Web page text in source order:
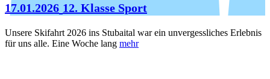
17.01.2026 12. Klasse Sport
Unsere Skifahrt 2026 ins Stubaital war ein unvergessliches Erlebnis
für uns alle. Eine Woche lang mehr